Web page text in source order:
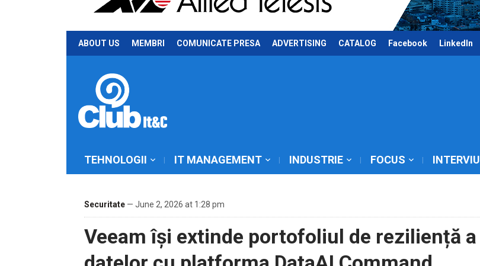
ABOUT US MEMBRI COMUNICATE PRESA ADVERTISING CATALOG Facebook LinkedIn
TEHNOLOGII IT MANAGEMENT INDUSTRIE FOCUS INTERVIU
Securitate — June 2, 2026 at 1:28 pm
Veeam își extinde portofoliul de reziliență a